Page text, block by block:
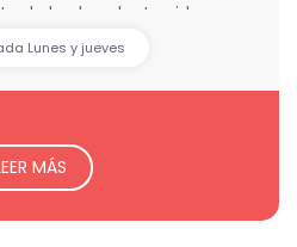
de la abundante vida
Lunes y jueves
MÁS